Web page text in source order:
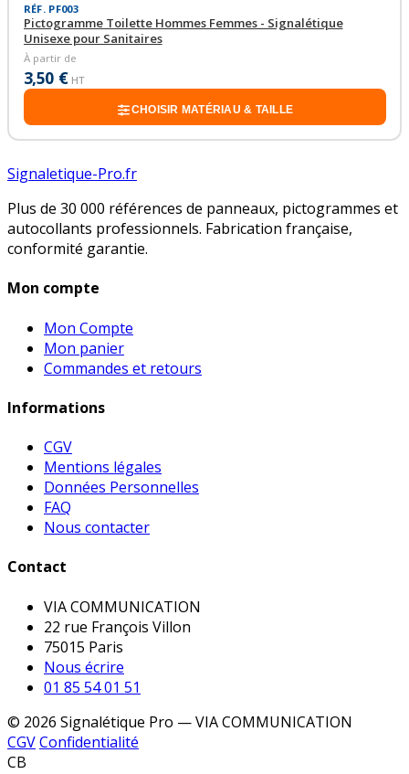
RÉF. PF003
Pictogramme Toilette Hommes Femmes - Signalétique
Unisexe pour Sanitaires
À partir de
3,50 € HT
CHOISIR MATÉRIAU & TAILLE
Signaletique-Pro.fr
Plus de 30 000 références de panneaux, pictogrammes et
autocollants professionnels. Fabrication française,
conformité garantie.
Mon compte
Mon Compte
Mon panier
Commandes et retours
Informations
CGV
Mentions légales
Données Personnelles
FAQ
Nous contacter
Contact
VIA COMMUNICATION
22 rue François Villon
75015 Paris
Nous écrire
01 85 54 01 51
© 2026 Signalétique Pro — VIA COMMUNICATION
CGVConfidentialité
CB